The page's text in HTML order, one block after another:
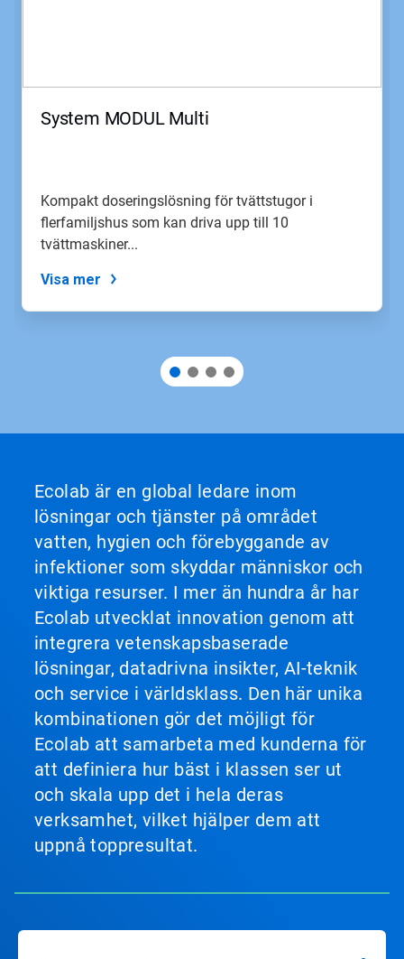
för
navigera,
prickarna.
System MODUL Multi
Kompakt doseringslösning för tvättstugor i
flerfamiljshus som kan driva upp till 10
tvättmaskiner...
Visa mer
Ecolab är en global ledare inom
lösningar och tjänster på området
vatten, hygien och förebyggande av
infektioner som skyddar människor och
viktiga resurser. I mer än hundra år har
Ecolab utvecklat innovation genom att
integrera vetenskapsbaserade
lösningar, datadrivna insikter, AI-teknik
och service i världsklass. Den här unika
kombinationen gör det möjligt för
Ecolab att samarbeta med kunderna för
att definiera hur bäst i klassen ser ut
och skala upp det i hela deras
verksamhet, vilket hjälper dem att
uppnå toppresultat.